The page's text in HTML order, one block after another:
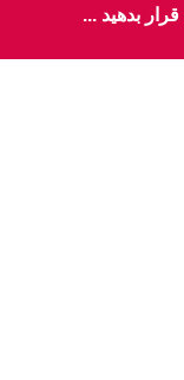
بدهید ...